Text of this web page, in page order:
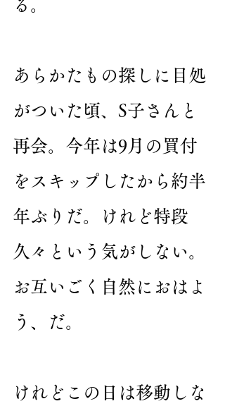
る。
あらかたもの探しに目処
がついた頃、S子さんと
再会。今年は9月の買付
をスキップしたから約半
年ぶりだ。けれど特段
久々という気がしない。
お互いごく自然におはよ
う、だ。
けれどこの日は移動しな